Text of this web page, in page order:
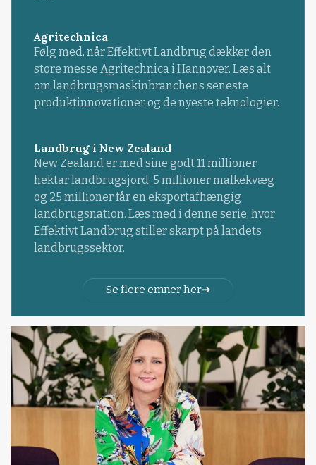
Agritechnica
Følg med, når Effektivt Landbrug dækker den
store messe Agritechnica i Hannover. Læs alt
om landbrugsmaskinbranchens seneste
produktinnovationer og de nyeste teknologier.
Landbrug i New Zealand
New Zealand er med sine godt 11 millioner
hektar landbrugsjord, 5 millioner malkekvæg
og 25 millioner får en eksportafhængig
landbrugsnation. Læs med i denne serie, hvor
Effektivt Landbrug stiller skarpt på landets
landbrugssektor.
Se flere emner her